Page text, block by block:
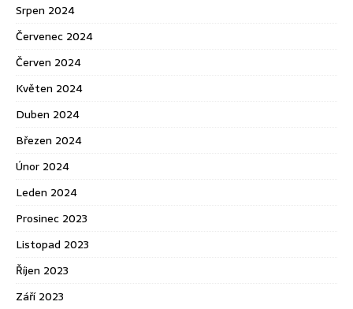
Srpen 2024
Červenec 2024
Červen 2024
Květen 2024
Duben 2024
Březen 2024
Únor 2024
Leden 2024
Prosinec 2023
Listopad 2023
Říjen 2023
Září 2023